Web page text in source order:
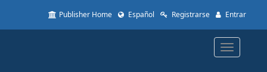
to
Publisher Home Español Registrarse Entrar
Toggle